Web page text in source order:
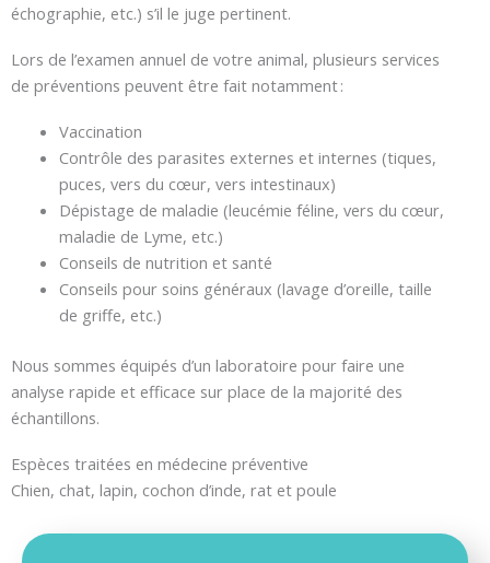
échographie, etc.) s’il le juge pertinent.
Lors de l’examen annuel de votre animal, plusieurs services
de préventions peuvent être fait notamment :
Vaccination
Contrôle des parasites externes et internes (tiques,
puces, vers du cœur, vers intestinaux)
Dépistage de maladie (leucémie féline, vers du cœur,
maladie de Lyme, etc.)
Conseils de nutrition et santé
Conseils pour soins généraux (lavage d’oreille, taille
de griffe, etc.)
Nous sommes équipés d’un laboratoire pour faire une
analyse rapide et efficace sur place de la majorité des
échantillons.
Espèces traitées en médecine préventive
Chien, chat, lapin, cochon d’inde, rat et poule